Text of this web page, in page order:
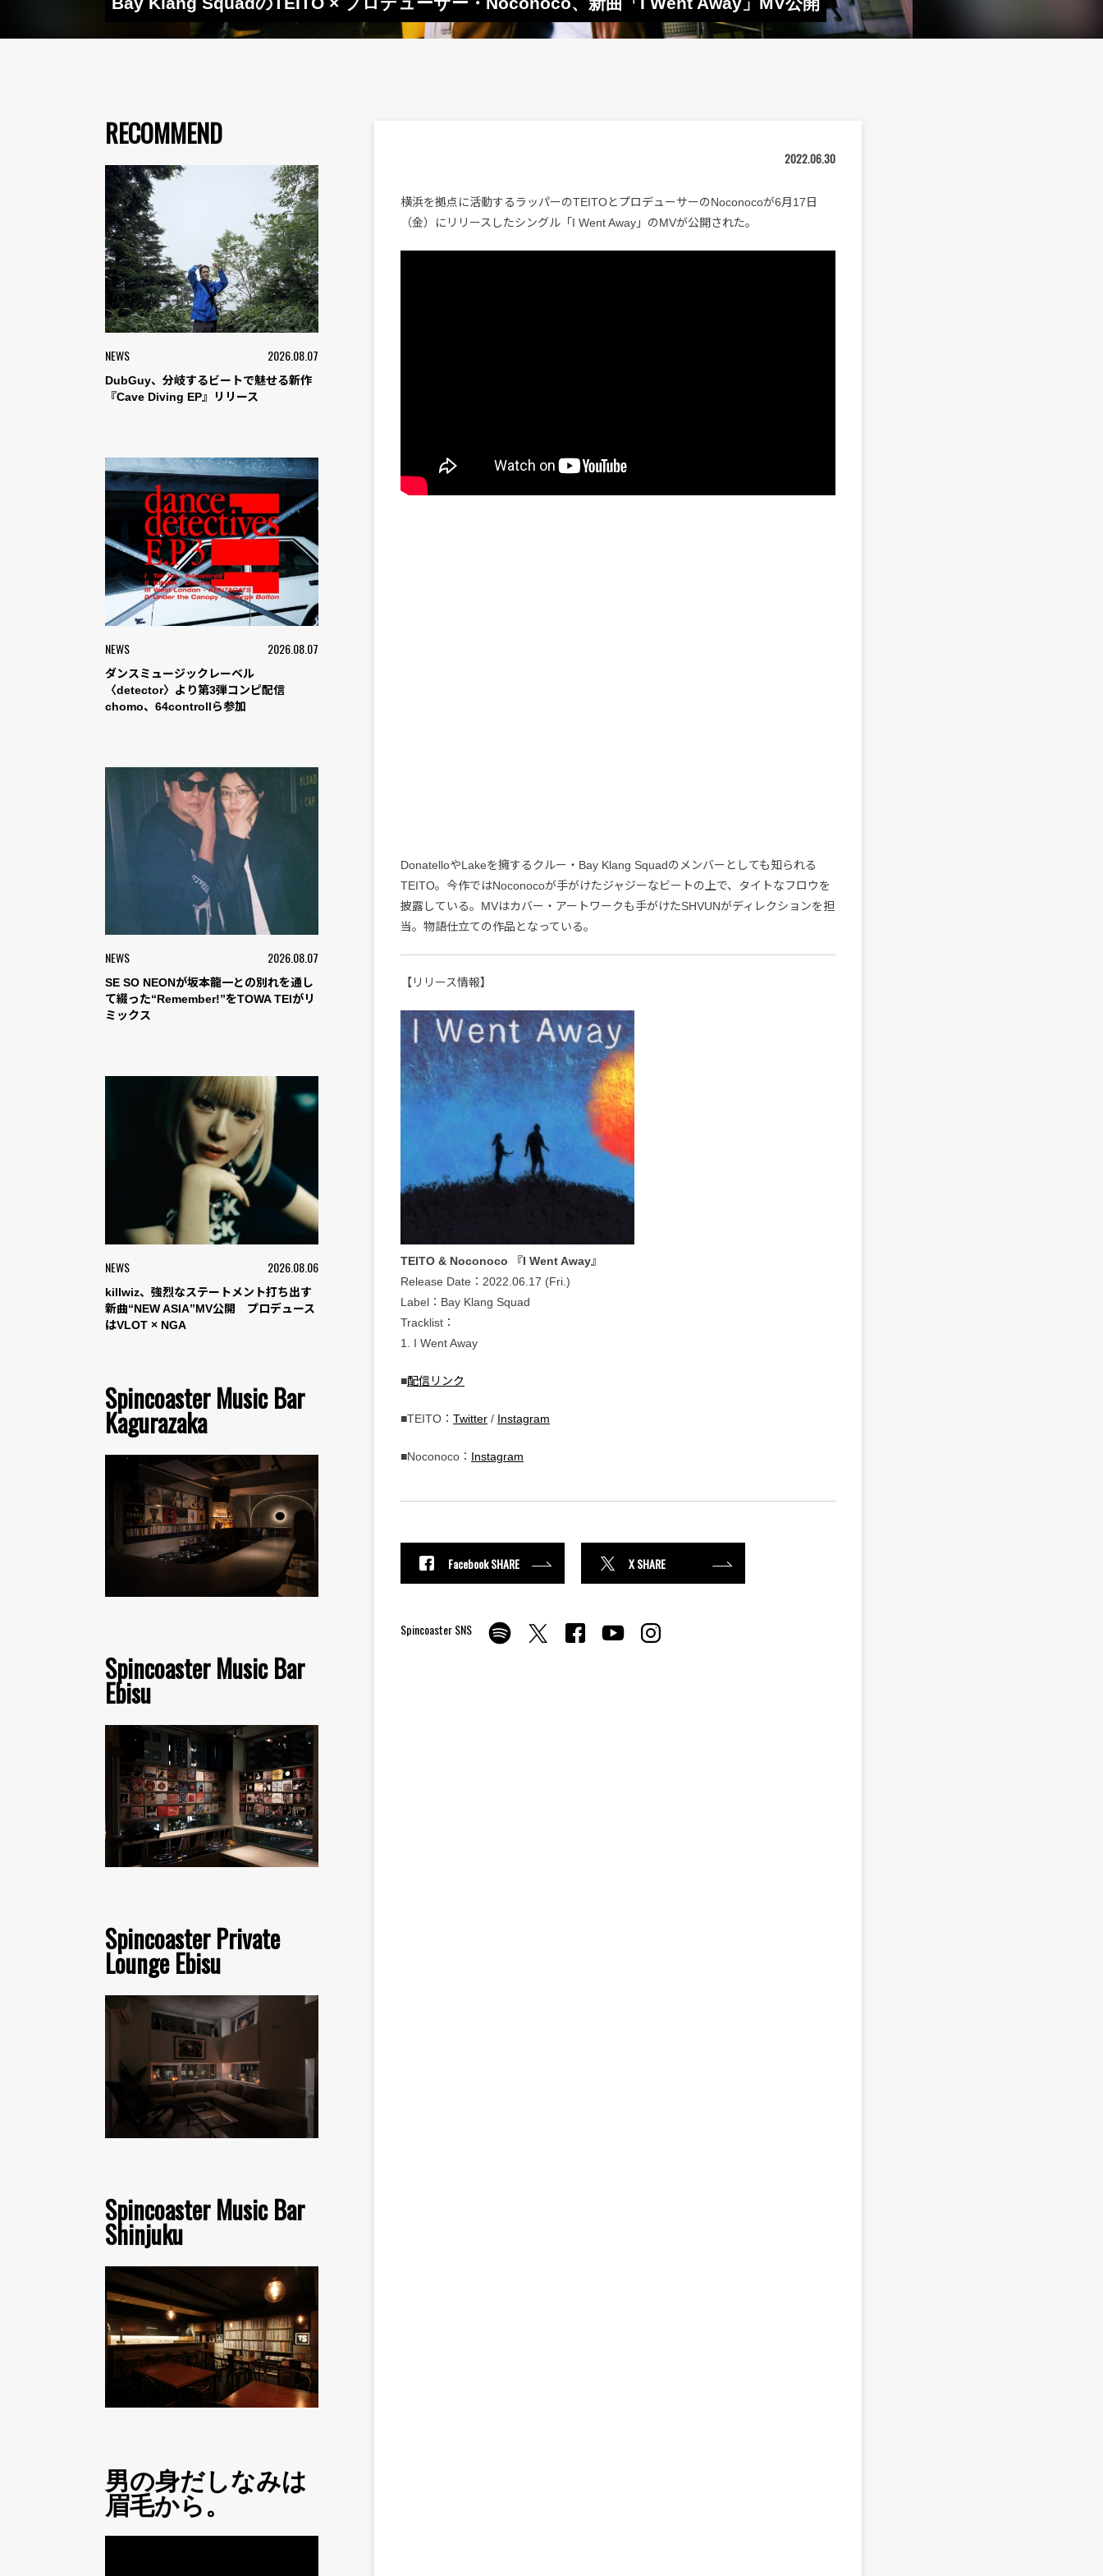
RECOMMEND
NEWS 2026.08.07
DubGuy、分岐するビートで魅せる新作
『Cave Diving EP』リリース
NEWS 2026.08.07
ダンスミュージックレーベル
〈detector〉より第3弾コンピ配信
chomo、64controllら参加
NEWS 2026.08.07
SE SO NEONが坂本龍一との別れを通し
て綴った“Remember!”をTOWA TEIがリ
ミックス
NEWS 2026.08.06
killwiz、強烈なステートメント打ち出す
新曲“NEW ASIA”MV公開 プロデュース
はVLOT × NGA
Spincoaster Music Bar
Kagurazaka
Spincoaster Music Bar
Ebisu
Spincoaster Private
Lounge Ebisu
Spincoaster Music Bar
Shinjuku
男の身だしなみは
眉毛から。
2022.06.30
横浜を拠点に活動するラッパーのTEITOとプロデューサーのNoconocoが6月17日
（金）にリリースしたシングル「I Went Away」のMVが公開された。
DonatelloやLakeを擁するクルー・Bay Klang Squadのメンバーとしても知られる
TEITO。今作ではNoconocoが手がけたジャジーなビートの上で、タイトなフロウを
披露している。MVはカバー・アートワークも手がけたSHVUNがディレクションを担
当。物語仕立ての作品となっている。
【リリース情報】
TEITO & Noconoco 『I Went Away』
Release Date：2022.06.17 (Fri.)
Label：Bay Klang Squad
Tracklist：
1. I Went Away
■配信リンク
■TEITO： Twitter / Instagram
■Noconoco： Instagram
Facebook SHARE X SHARE
Spincoaster SNS